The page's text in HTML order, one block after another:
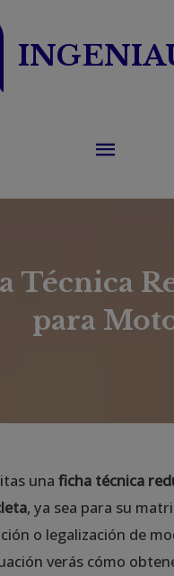
Menú
Técnica
para
una ficha técnica
, ya sea para su
o legalización de
verás cómo